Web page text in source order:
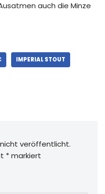
auch die Minze
IMPERIAL STOUT
veröffentlicht.
*markiert